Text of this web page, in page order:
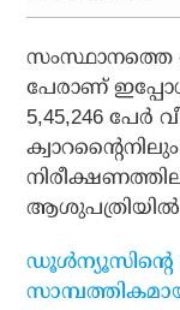
സംസ്ഥാനത്തെ
പേരാണ്
5,45,246 പേര്‍
ആശുപത്രിയില്‍
ഡൂള്‍ന്യൂസിന്റെ